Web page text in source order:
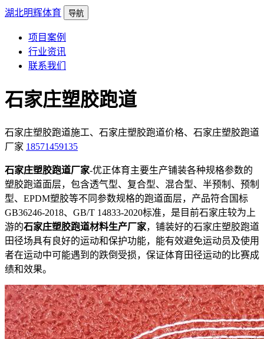
湖北明辉体育 导航
项目案例
行业资讯
联系我们
石家庄塑胶跑道
石家庄塑胶跑道施工、石家庄塑胶跑道价格、石家庄塑胶跑道
厂家 18571459135
石家庄塑胶跑道厂家-优正体育主要生产铺装各种规格参数的
塑胶跑道面层，包含透气型、复合型、混合型、半预制、预制
型、EPDM塑胶等不同参数规格的跑道面层，产品符合国标
GB36246-2018、GB/T 14833-2020标准，是目前石家庄较为上
游的石家庄塑胶跑道材料生产厂家，铺装好的石家庄塑胶跑道
田径场具有良好的运动和保护功能，能有效避免运动员及使用
者在运动中可能遇到的跌倒受损，保证体育田径运动的比赛成
绩和效果。